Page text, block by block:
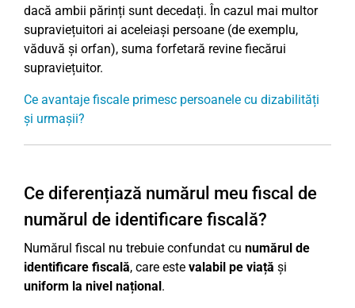
dacă ambii părinți sunt decedați. În cazul mai multor
supraviețuitori ai aceleiași persoane (de exemplu,
văduvă și orfan), suma forfetară revine fiecărui
supraviețuitor.
Ce avantaje fiscale primesc persoanele cu dizabilități
și urmașii?
Ce diferențiază numărul meu fiscal de
numărul de identificare fiscală?
Numărul fiscal nu trebuie confundat cu numărul de
identificare fiscală, care este valabil pe viață și
uniform la nivel național.